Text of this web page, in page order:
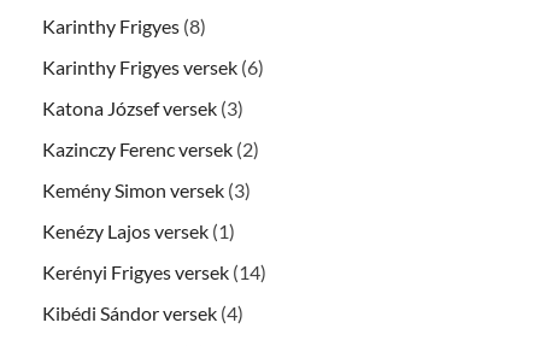
Karinthy Frigyes (8)
Karinthy Frigyes versek (6)
Katona József versek (3)
Kazinczy Ferenc versek (2)
Kemény Simon versek (3)
Kenézy Lajos versek (1)
Kerényi Frigyes versek (14)
Kibédi Sándor versek (4)